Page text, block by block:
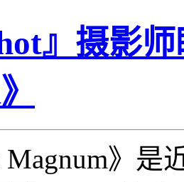
』摄影
Magnum》